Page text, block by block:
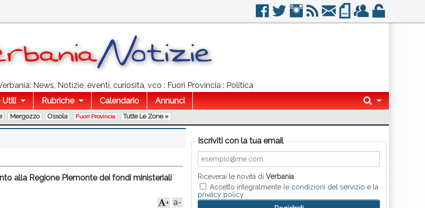
News, Notizie, eventi, curiosità, vco : Fuori Provincia : Politica
Utili Rubriche Calendario Annunci
Mergozzo Ossola Fuori Provincia Tutte Le Zone »
alla Regione Piemonte dei fondi ministeriali
a-
+
Iscriviti con la tua email
Riceverai le novità diVerbania
Accetto integralmente le condizioni del servizio e la
privacy policy